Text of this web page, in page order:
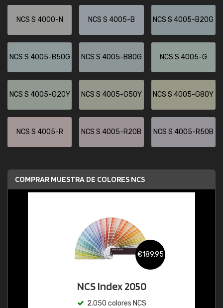
NCS S 4000-N NCS S 4005-B NCS S 4005-B20G
NCS S 4005-B50G NCS S 4005-B80G NCS S 4005-G
NCS S 4005-G20Y NCS S 4005-G50Y NCS S 4005-G80Y
NCS S 4005-R NCS S 4005-R20B NCS S 4005-R50B
COMPRAR MUESTRA DE COLORES NCS
€189,95
NCS Index 2050
2.050 colores NCS